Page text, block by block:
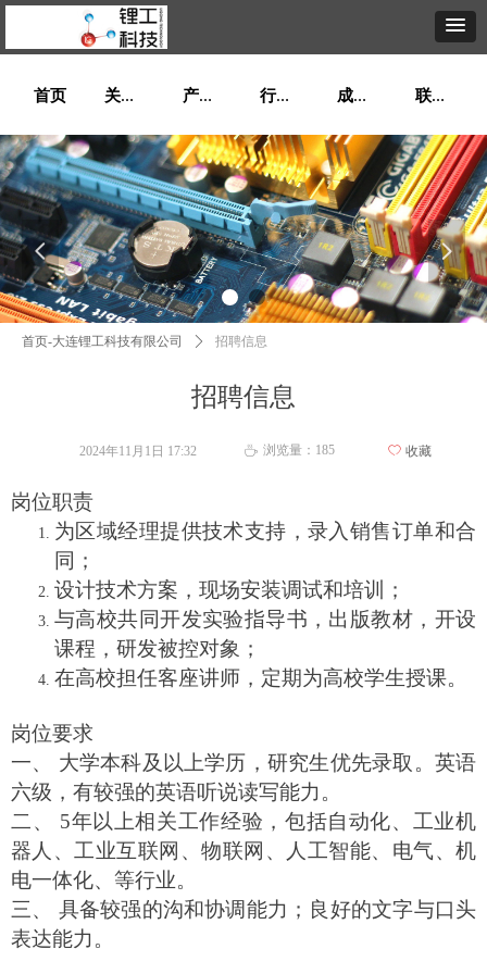
首页 关于我们 产品展示 行业资讯 成功案例 联系我们
넳 넲
招聘信息
首页-大连锂工科技有限公司 ꄲ 招聘信息
岗位职责
为区域经理提供技术支持，录入销售订单和合
同；
设计技术方案，现场安装调试和培训；
与高校共同开发实验指导书，出版教材，开设
课程，研发被控对象；
在高校担任客座讲师，定期为高校学生授课。
岗位要求
一、 大学本科及以上学历，研究生优先录取。英语
六级，有较强的英语听说读写能力。
二、 5年以上相关工作经验，包括自动化、工业机
器人、工业互联网、物联网、人工智能、电气、机
电一体化、等行业。
三、 具备较强的沟和协调能力；良好的文字与口头
表达能力。
2024年11月1日 17:32 ꄘ 浏览量： 185 ꄀ 收藏